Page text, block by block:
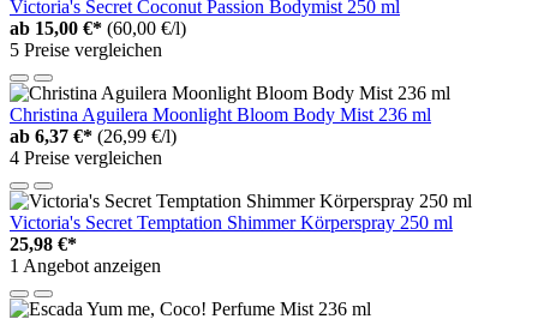
Victoria's Secret Coconut Passion Bodymist 250 ml
ab 15,00 €* (60,00 €/l)
5 Preise vergleichen
Christina Aguilera Moonlight Bloom Body Mist 236 ml
ab 6,37 €* (26,99 €/l)
4 Preise vergleichen
Victoria's Secret Temptation Shimmer Körperspray 250 ml
25,98 €*
1 Angebot anzeigen